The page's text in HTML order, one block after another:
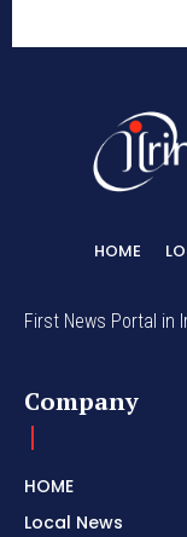
HOME
First News Portal in
Company
HOME
Local News